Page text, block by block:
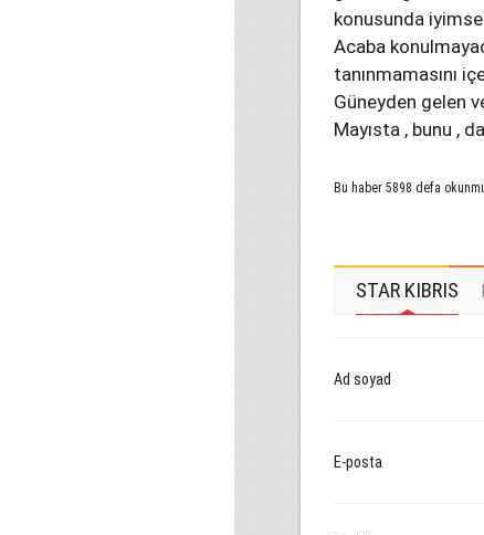
konusunda
Acaba
tanınmamasını
Güneyden gelen
Mayısta , bunu ,
Bu haber 5898 defa
STAR KIBRIS
Ad soyad
E-posta